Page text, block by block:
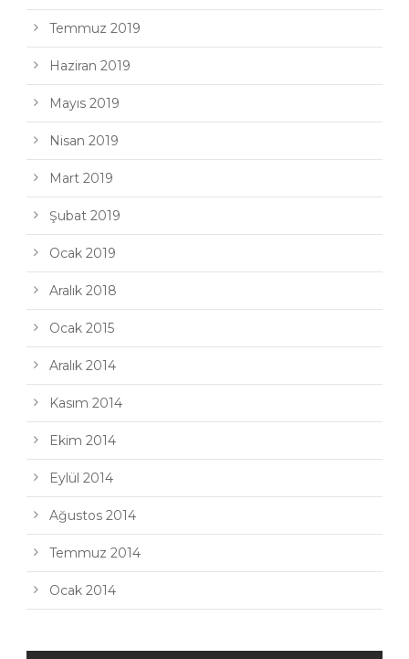
Temmuz 2019
Haziran 2019
Mayıs 2019
Nisan 2019
Mart 2019
Şubat 2019
Ocak 2019
Aralık 2018
Ocak 2015
Aralık 2014
Kasım 2014
Ekim 2014
Eylül 2014
Ağustos 2014
Temmuz 2014
Ocak 2014